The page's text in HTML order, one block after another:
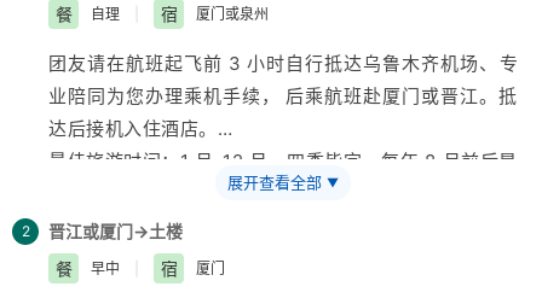
餐
自理 宿 厦门或泉州
团友请在航班起飞前 3 小时自行抵达乌鲁木齐机场、专
业陪同为您办理乘机手续， 后乘航班赴厦门或晋江。抵
达后接机入住酒店。
最佳旅游时间：1 月-12 月、四季皆宜，每年 8 月前后是
台风多发季，多关注气象信息。
温馨提示：1、报名时请留下您在旅游期间使用的有效手
机号码，方便全陪与您联络
（短信或电话），通知行程出发集合的时间；2、入住酒
展开查看全部 ▼
2
晋江或厦门→土楼
餐
早中 宿 厦门